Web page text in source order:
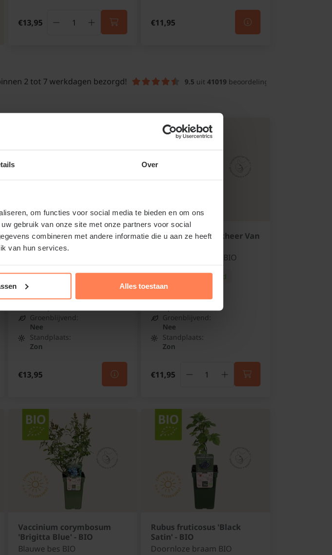
Over
om functies voor social media te bieden en om ons
gebruik van onze site met onze partners voor social
combineren met andere informatie die u aan ze heeft
van hun services.
Alles toestaan
€13,95 €11,95
2 tot 7 werkdagen bezorgd! 9.5 uit 41019 beoordelingen
Vaccinium corymbosum
'Goldtraube 71' - BIO
Niet op voorraad
Bloeitijd:
Groenblijvend:
Nee
Standplaats:
Zon
€13,95
Ribes rubrum 'Jonkheer Van
Rode bes of Aalbes BIO
Online op voorraad
Bloeitijd:
Groenblijvend:
Nee
Standplaats:
Zon
€11,95
Vaccinium corymbosum
'Brigitta Blue' - BIO
Blauwe bes BIO
Rubus fruticosus 'Black
Satin' - BIO
Doornloze braam BIO